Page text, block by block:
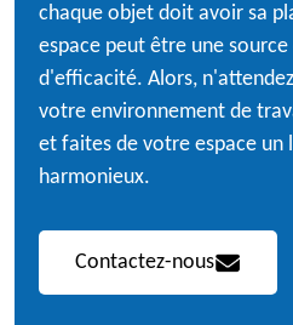
chaque objet doit avoir sa
espace peut être une
d'efficacité. Alors,
votre environnement de
et faites de votre espace un
harmonieux.
Contactez-nous